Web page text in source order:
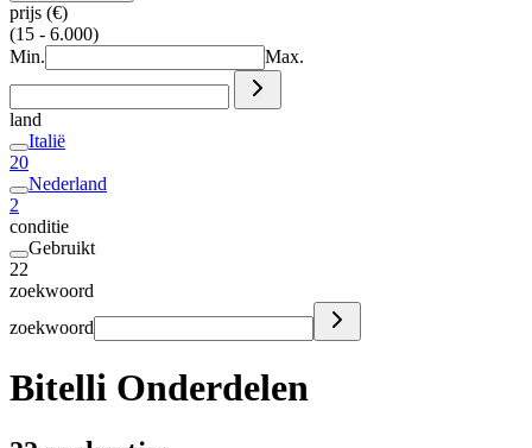
prijs (€)
(15 - 6.000)
Min.
Max.
land
Italië
20
Nederland
2
conditie
Gebruikt
22
zoekwoord
zoekwoord
Bitelli Onderdelen